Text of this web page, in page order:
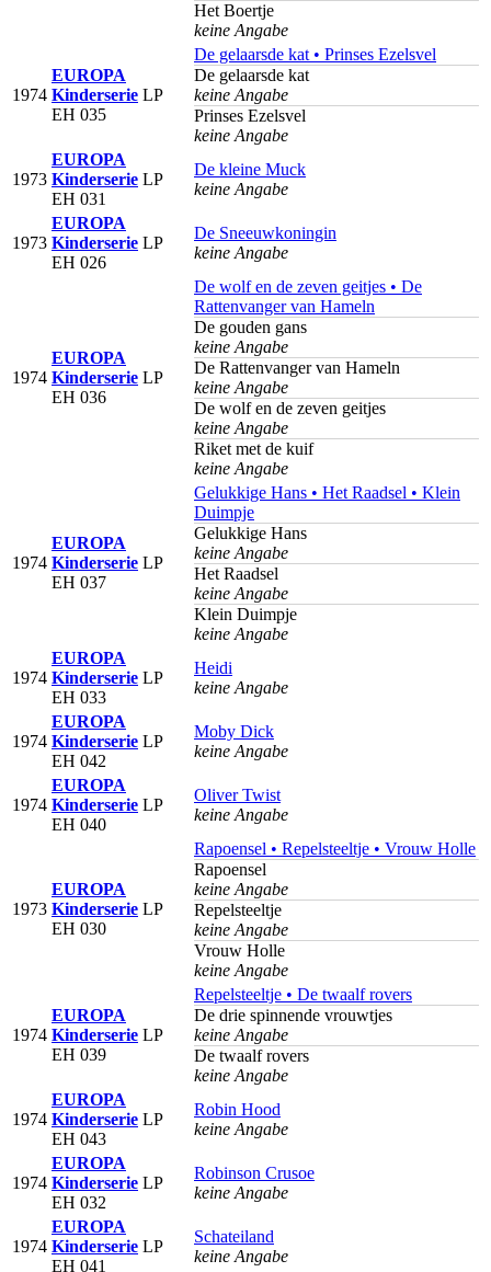
Het Boertje
keine Angabe
1974
EUROPA
Kinderserie LP
EH 035
De gelaarsde kat • Prinses Ezelsvel
De gelaarsde kat
keine Angabe
Prinses Ezelsvel
keine Angabe
1973
EUROPA
Kinderserie LP
EH 031
De kleine Muck
keine Angabe
1973
EUROPA
Kinderserie LP
EH 026
De Sneeuwkoningin
keine Angabe
1974
EUROPA
Kinderserie LP
EH 036
De wolf en de zeven geitjes • De
Rattenvanger van Hameln
De gouden gans
keine Angabe
De Rattenvanger van Hameln
keine Angabe
De wolf en de zeven geitjes
keine Angabe
Riket met de kuif
keine Angabe
1974
EUROPA
Kinderserie LP
EH 037
Gelukkige Hans • Het Raadsel • Klein
Duimpje
Gelukkige Hans
keine Angabe
Het Raadsel
keine Angabe
Klein Duimpje
keine Angabe
1974
EUROPA
Kinderserie LP
EH 033
Heidi
keine Angabe
1974
EUROPA
Kinderserie LP
EH 042
Moby Dick
keine Angabe
1974
EUROPA
Kinderserie LP
EH 040
Oliver Twist
keine Angabe
1973
EUROPA
Kinderserie LP
EH 030
Rapoensel • Repelsteeltje • Vrouw Holle
Rapoensel
keine Angabe
Repelsteeltje
keine Angabe
Vrouw Holle
keine Angabe
1974
EUROPA
Kinderserie LP
EH 039
Repelsteeltje • De twaalf rovers
De drie spinnende vrouwtjes
keine Angabe
De twaalf rovers
keine Angabe
1974
EUROPA
Kinderserie LP
EH 043
Robin Hood
keine Angabe
1974
EUROPA
Kinderserie LP
EH 032
Robinson Crusoe
keine Angabe
1974
EUROPA
Kinderserie LP
EH 041
Schateiland
keine Angabe